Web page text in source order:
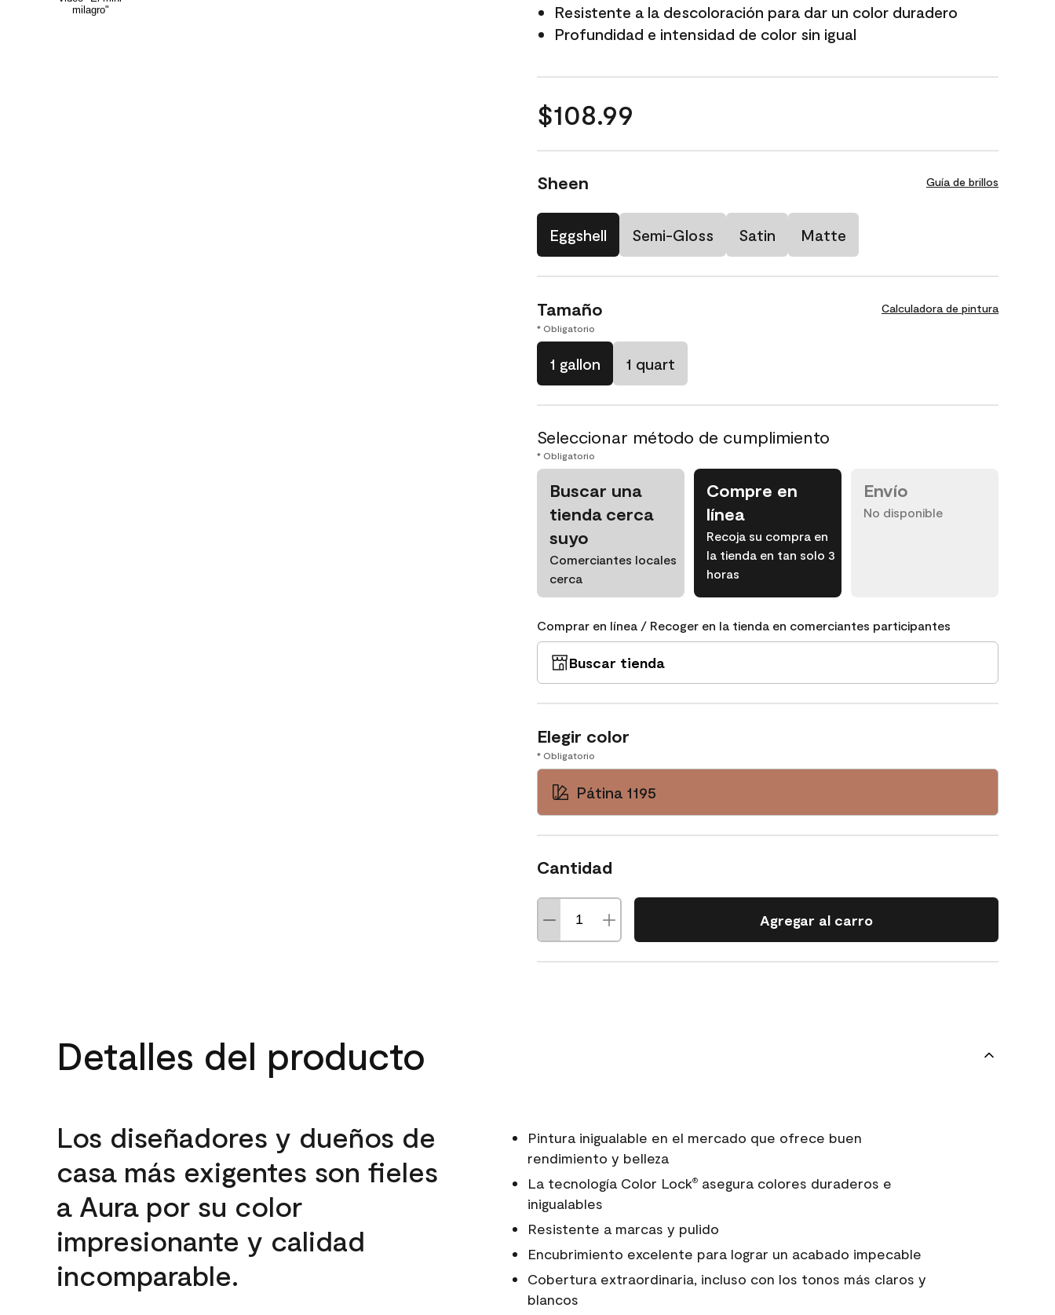
Resistente a la descoloración para dar un color duradero
Profundidad e intensidad de color sin igual
$108.99
Sheen Guía de brillos
Eggshell Semi-Gloss Satin Matte
Tamaño Calculadora de pintura
* Obligatorio
1 gallon 1 quart
Seleccionar método de cumplimiento
* Obligatorio
Buscar una
tienda cerca
suyo
Comerciantes locales
cerca
Compre en
línea
Recoja su compra en
la tienda en tan solo 3
horas
Envío
No disponible
Comprar en línea / Recoger en la tienda en comerciantes participantes
Buscar tienda
Elegir color
* Obligatorio
Pátina 1195
Cantidad
Agregar al carro
Detalles del producto
Los diseñadores y dueños de
casa más exigentes son fieles
a Aura por su color
impresionante y calidad
incomparable.
Pintura inigualable en el mercado que ofrece buen
rendimiento y belleza
La tecnología Color Lock®asegura colores duraderos e
inigualables
Resistente a marcas y pulido
Encubrimiento excelente para lograr un acabado impecable
Cobertura extraordinaria, incluso con los tonos más claros y
blancos